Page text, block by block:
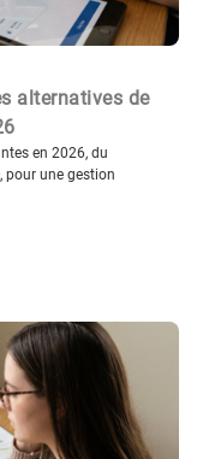
alternatives de
en 2026, du
pour une gestion